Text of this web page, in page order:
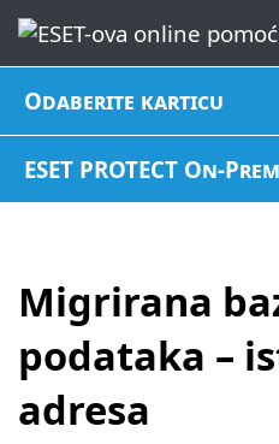
Odaberite karticu
ESET PROTECT On-
Migrirana
podataka –
adresa